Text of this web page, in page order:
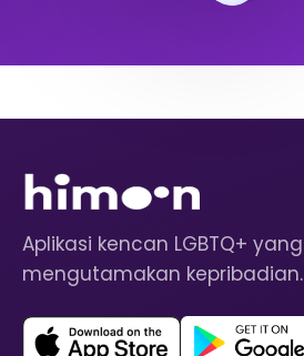
Aplikasi kencan LGBTQ+ yang
mengutamakan kepribadian.